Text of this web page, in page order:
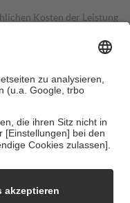
Kosten der Leistung